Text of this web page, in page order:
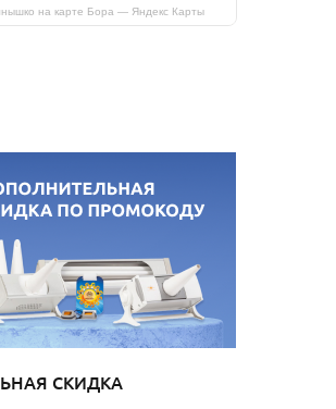
на карте Бора — Яндекс Карты
СКИДКА